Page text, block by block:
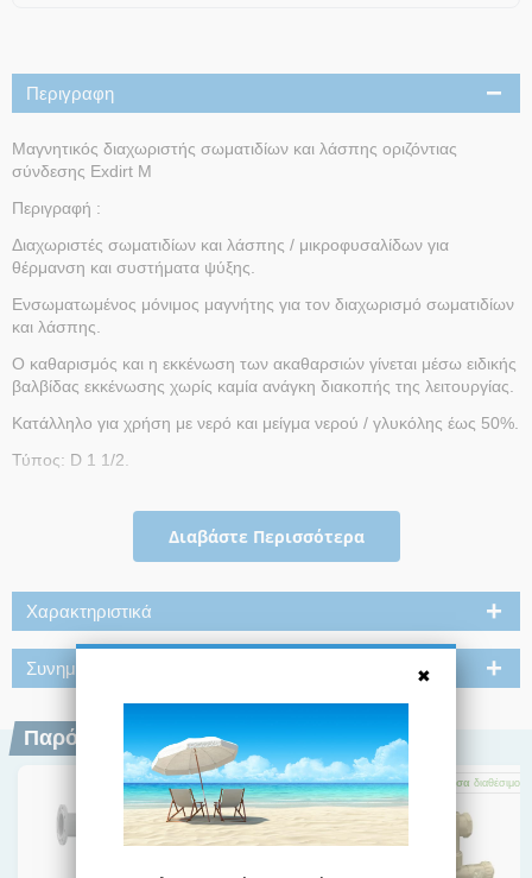
Περιγραφη
Μαγνητικός διαχωριστής σωματιδίων και λάσπης οριζόντιας
σύνδεσης Exdirt M
Περιγραφή :
Διαχωριστές σωματιδίων και λάσπης / μικροφυσαλίδων για
θέρμανση και συστήματα ψύξης.
Ενσωματωμένος μόνιμος μαγνήτης για τον διαχωρισμό σωματιδίων
και λάσπης.
Ο καθαρισμός και η εκκένωση των ακαθαρσιών γίνεται μέσω ειδικής
βαλβίδας εκκένωσης χωρίς καμία ανάγκη διακοπής της λειτουργίας.
Κατάλληλο για χρήση με νερό και μείγμα νερού / γλυκόλης έως 50%.
Τύπος: D 1 1/2.
Μέγιστη πίεση λειτουργίας: 10 bar.
Μέγιστη θερμοκρασία λειτουργίας: 110 °C
Διαβάστε Περισσότερα
Χαρακτηριστικά
Συνημμένα
Παρόμοια Προϊόντα
Άμεσαδιαθέσιμο 1-3 ημέρες Άμεσα διαθέσιμο